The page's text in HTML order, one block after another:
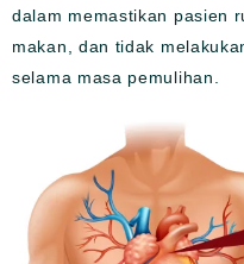
dalam memastikan pasien
makan, dan tidak
selama masa pemulihan.